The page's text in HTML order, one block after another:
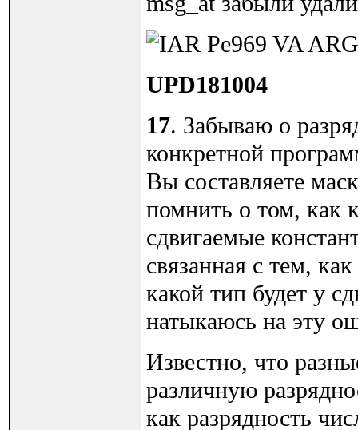
UPD181004
17. Забываю о
конкретной
Вы составляете
помнить о том, как
сдвигаемые
связанная с тем,
какой тип будет у
натыкаюсь на эту
Известно, что
различную
как разрядность